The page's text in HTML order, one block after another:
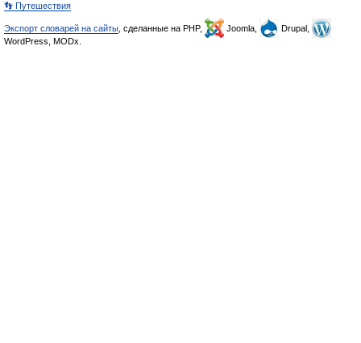
👣 Путешествия
Экспорт словарей на сайты , сделанные на PHP, Joomla,
Drupal,
WordPress, MODx.